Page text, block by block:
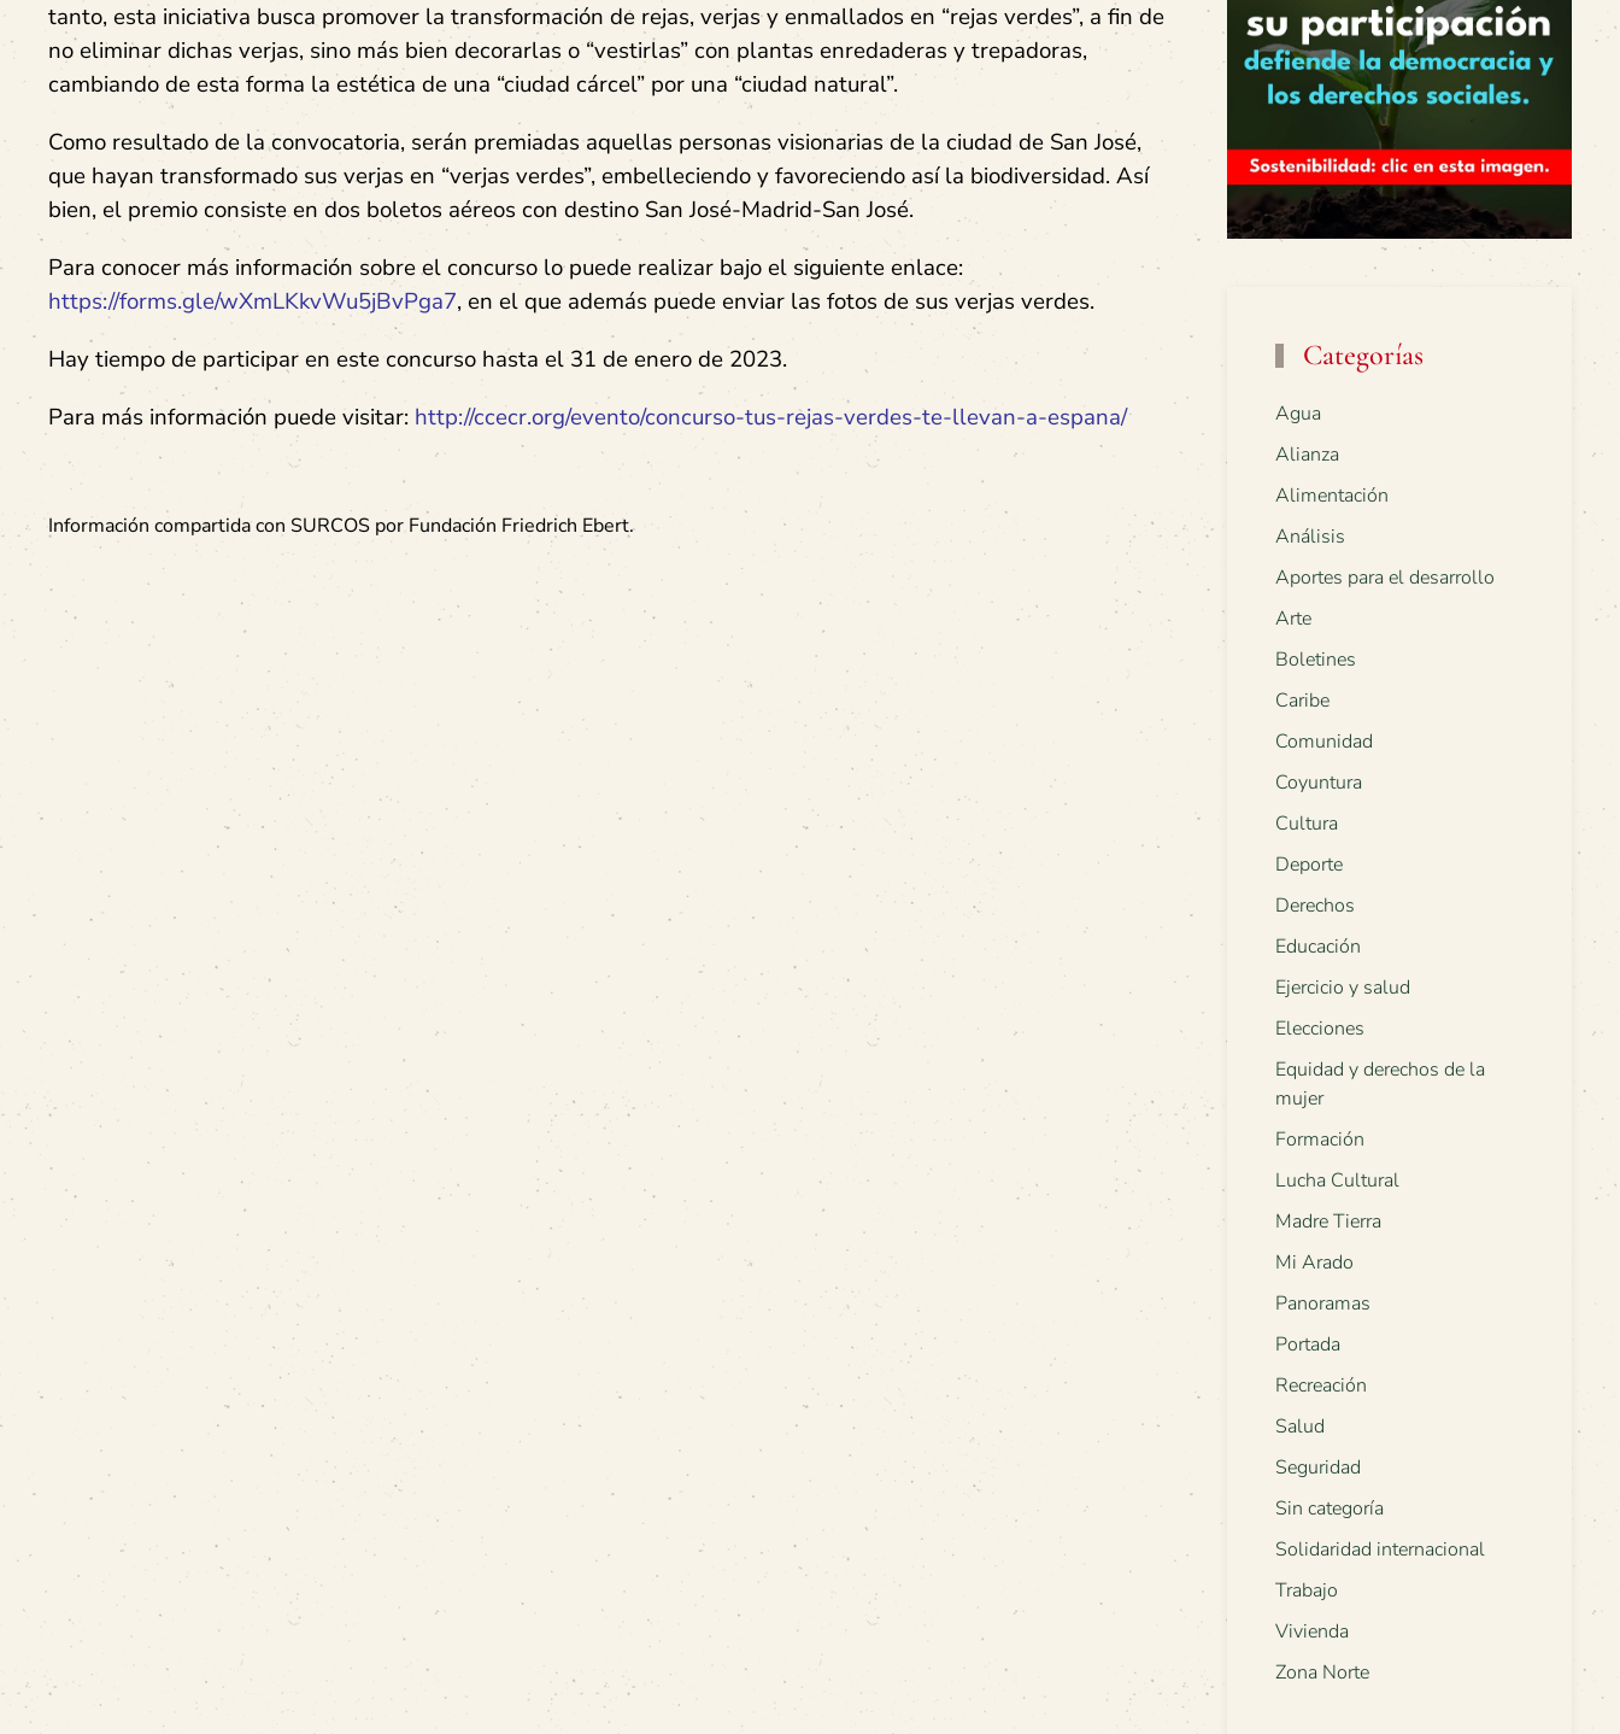
tanto, esta iniciativa busca promover la transformación de rejas, verjas y enmallados en “rejas verdes”, a fin de
no eliminar dichas verjas, sino más bien decorarlas o “vestirlas” con plantas enredaderas y trepadoras,
cambiando de esta forma la estética de una “ciudad cárcel” por una “ciudad natural”.
Como resultado de la convocatoria, serán premiadas aquellas personas visionarias de la ciudad de San José,
que hayan transformado sus verjas en “verjas verdes”, embelleciendo y favoreciendo así la biodiversidad. Así
bien, el premio consiste en dos boletos aéreos con destino San José-Madrid-San José.
Para conocer más información sobre el concurso lo puede realizar bajo el siguiente enlace:
https://forms.gle/wXmLKkvWu5jBvPga7, en el que además puede enviar las fotos de sus verjas verdes.
Hay tiempo de participar en este concurso hasta el 31 de enero de 2023.
Para más información puede visitar: http://ccecr.org/evento/concurso-tus-rejas-verdes-te-llevan-a-espana/
Información compartida con SURCOS por Fundación Friedrich Ebert.
Categorías
Agua
Alianza
Alimentación
Análisis
Aportes para el desarrollo
Arte
Boletines
Caribe
Comunidad
Coyuntura
Cultura
Deporte
Derechos
Educación
Ejercicio y salud
Elecciones
Equidad y derechos de la
mujer
Formación
Lucha Cultural
Madre Tierra
Mi Arado
Panoramas
Portada
Recreación
Salud
Seguridad
Sin categoría
Solidaridad internacional
Trabajo
Vivienda
Zona Norte